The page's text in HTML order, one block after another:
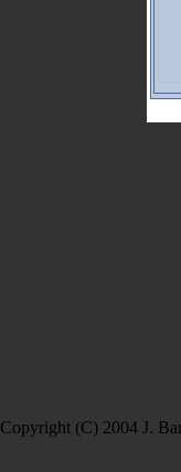
Copyright (C) 2004 J.